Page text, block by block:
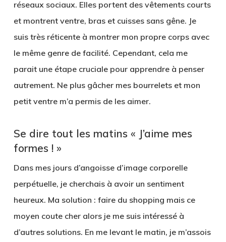
réseaux sociaux. Elles portent des vêtements courts
et montrent ventre, bras et cuisses sans gêne. Je
suis très réticente à montrer mon propre corps avec
le même genre de facilité. Cependant, cela me
parait une étape cruciale pour apprendre à penser
autrement. Ne plus gâcher mes bourrelets et mon
petit ventre m’a permis de les aimer.
Se dire tout les matins « J’aime mes
formes ! »
Dans mes jours d’angoisse d’image corporelle
perpétuelle, je cherchais à avoir un sentiment
heureux. Ma solution : faire du shopping mais ce
moyen coute cher alors je me suis intéressé à
d’autres solutions. En me levant le matin, je m’assois